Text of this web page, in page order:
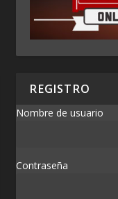
REGISTRO
Nombre de usuario
Contraseña